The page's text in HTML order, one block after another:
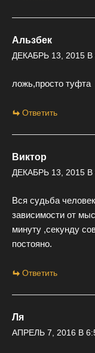
Альзбек
ДЕКАБРЬ 13, 2015 В
ложь,просто туфта
Ответить
Виктор
ДЕКАБРЬ 13, 2015 В
Вся судьба
зависимости от
минуту ,секунду
постояно.
Ответить
Ля
АПРЕЛЬ 7, 2016 В